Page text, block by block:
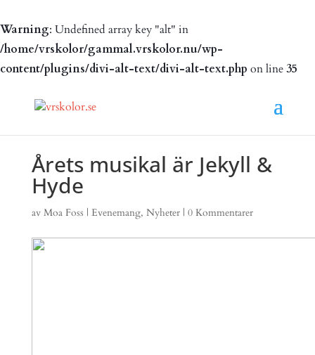
Warning: Undefined array key "alt" in
/home/vrskolor/gammal.vrskolor.nu/wp-
content/plugins/divi-alt-text/divi-alt-text.php on line35
Årets musikal är Jekyll &
Hyde
av Moa Foss | Evenemang, Nyheter| 0 Kommentarer